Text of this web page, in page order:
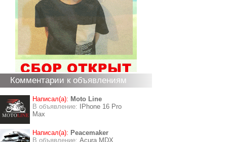
Комментарии к объявлениям
Написал(а): Moto Line
В объявление:
IPhone 16 Pro
Max
Написал(а): Peacemaker
В объявление: Acura MDX